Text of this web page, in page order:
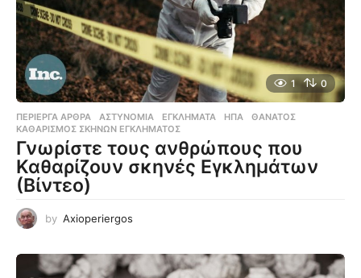
1 0
ΠΕΡΊΕΡΓΑ ΆΡΘΡΑ ΑΣΤΥΝΟΜΊΑ ,ΕΓΚΛΉΜΑΤΑ ,ΗΠΑ ,ΘΆΝΑΤΟΣ
ΚΑΘΑΡΙΣΜΌΣ ΣΚΗΝΏΝ ΕΓΚΛΉΜΑΤΟΣ
Γνωρίστε τους ανθρώπους που
Καθαρίζουν σκηνές Εγκλημάτων
(Βίντεο)
by Axioperiergos